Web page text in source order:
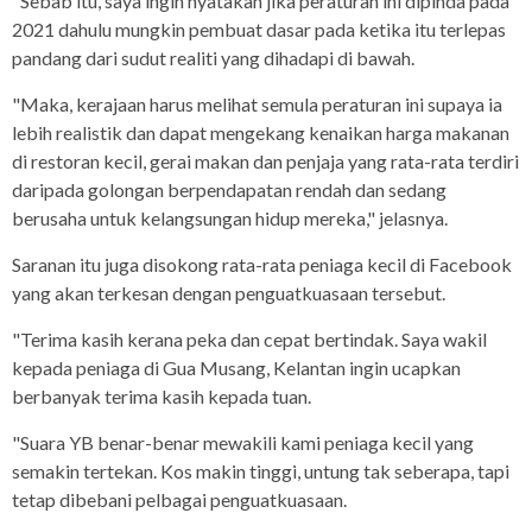
2021 dahulu mungkin pembuat dasar pada ketika itu terlepas
pandang dari sudut realiti yang dihadapi di bawah.
"Maka, kerajaan harus melihat semula peraturan ini supaya ia
lebih realistik dan dapat mengekang kenaikan harga makanan
di restoran kecil, gerai makan dan penjaja yang rata-rata terdiri
daripada golongan berpendapatan rendah dan sedang
berusaha untuk kelangsungan hidup mereka," jelasnya.
Saranan itu juga disokong rata-rata peniaga kecil di Facebook
yang akan terkesan dengan penguatkuasaan tersebut.
"Terima kasih kerana peka dan cepat bertindak. Saya wakil
kepada peniaga di Gua Musang, Kelantan ingin ucapkan
berbanyak terima kasih kepada tuan.
"Suara YB benar-benar mewakili kami peniaga kecil yang
semakin tertekan. Kos makin tinggi, untung tak seberapa, tapi
tetap dibebani pelbagai penguatkuasaan.